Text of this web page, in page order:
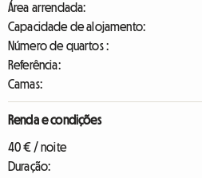
Área arrendada:
Capacidade de alojamento:
Número de quartos :
Referência:
Camas:
Renda e condições
40 € / noite
Duração: